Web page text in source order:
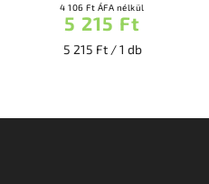
4 106 Ft ÁFA nélkül
5 215 Ft
5 215 Ft / 1 db